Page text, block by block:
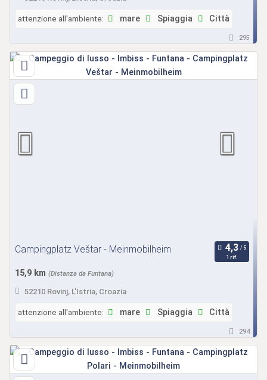
attenzione all'ambiente: mare Spiaggia Città
295
Campingplatz Veštar - Meinmobilheim
1 rif.
15,9 km (Distanza da Funtana)
52210 Rovinj, L'Istria, Croazia
attenzione all'ambiente: mare Spiaggia Città
294